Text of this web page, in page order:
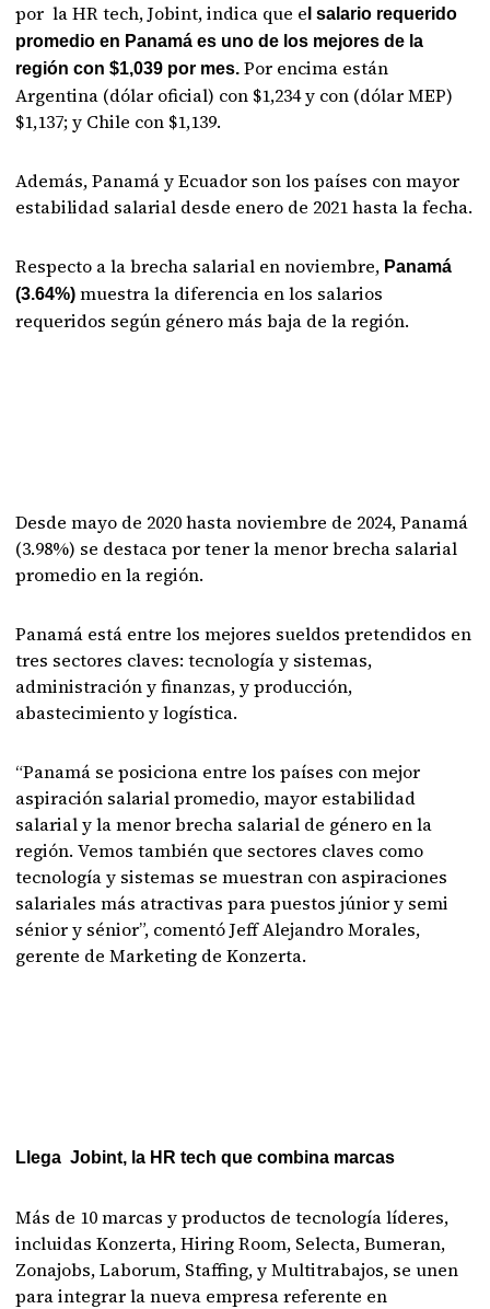
por la HR tech, Jobint, indica que e l salario requerido
promedio en Panamá es uno de los mejores de la
región con $1,039 por mes.Por encima están
Argentina (dólar oficial) con $1,234 y con (dólar MEP)
$1,137; y Chile con $1,139.
Además, Panamá y Ecuador son los países con mayor
estabilidad salarial desde enero de 2021 hasta la fecha.
Respecto a la brecha salarial en noviembre, Panamá
(3.64%)muestra la diferencia en los salarios
requeridos según género más baja de la región.
Desde mayo de 2020 hasta noviembre de 2024, Panamá
(3.98%) se destaca por tener la menor brecha salarial
promedio en la región.
Panamá está entre los mejores sueldos pretendidos en
tres sectores claves: tecnología y sistemas,
administración y finanzas, y producción,
abastecimiento y logística.
“Panamá se posiciona entre los países con mejor
aspiración salarial promedio, mayor estabilidad
salarial y la menor brecha salarial de género en la
región. Vemos también que sectores claves como
tecnología y sistemas se muestran con aspiraciones
salariales más atractivas para puestos júnior y semi
sénior y sénior”, comentó Jeff Alejandro Morales,
gerente de Marketing de Konzerta.
Llega Jobint, la HR tech que combina marcas
Más de 10 marcas y productos de tecnología líderes,
incluidas Konzerta, Hiring Room, Selecta, Bumeran,
Zonajobs, Laborum, Staffing, y Multitrabajos, se unen
para integrar la nueva empresa referente en